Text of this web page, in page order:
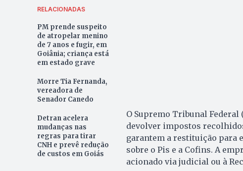
RELACIONADAS
PM prende suspeito
de atropelar menino
de 7 anos e fugir, em
Goiânia; criança está
em estado grave
Morre Tia Fernanda,
vereadora de
Senador Canedo
Detran acelera
mudanças nas
regras para tirar
CNH e prevê redução
de custos em Goiás
O Supremo Tribunal Federal
devolver impostos
garantem a restituição para
sobre o Pis e a Cofins. A
acionado via judicial ou à